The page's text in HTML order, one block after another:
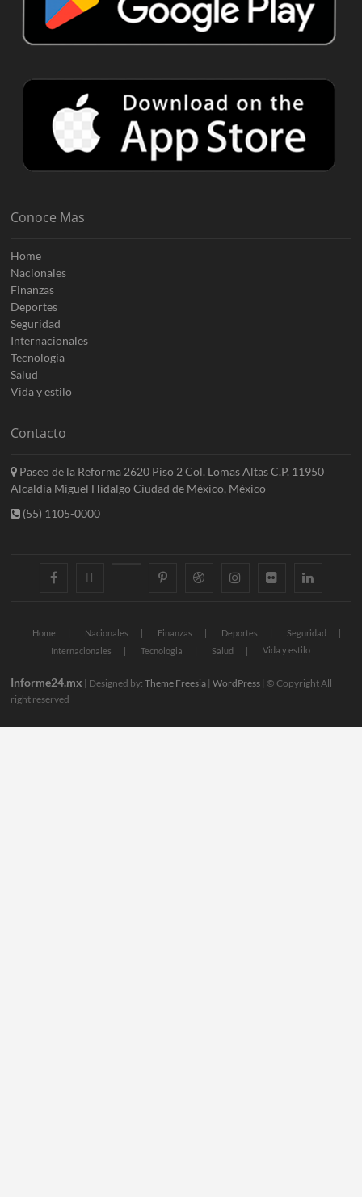
Conoce Mas
Home
Nacionales
Finanzas
Deportes
Seguridad
Internacionales
Tecnologia
Salud
Vida y estilo
Contacto
Paseo de la Reforma 2620 Piso 2 Col. Lomas Altas C.P. 11950
Alcaldia Miguel Hidalgo Ciudad de México, México
(55) 1105-0000
facebook googlepluspinterestdribbble instagramflickr linkedin
Home Nacionales Finanzas Deportes
Seguridad
Internacionales
Tecnologia Salud Vida y estilo
Informe24.mx | Designed by:Theme Freesia |WordPress | © Copyright All
right reserved